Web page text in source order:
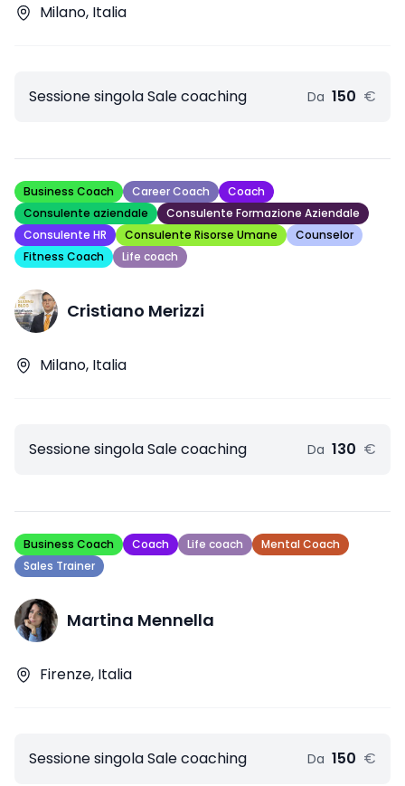
Milano, Italia
Sessione singola Sale coaching Da 150 €
Business Coach Career Coach
Coach
Consulente aziendale
Consulente Formazione Aziendale
Consulente HR
Consulente Risorse Umane
Counselor
Fitness Coach
Life coach
Cristiano Merizzi
Milano, Italia
Sessione singola Sale coaching Da 130 €
Business Coach Coach Life coach
Mental Coach
Sales Trainer
Martina Mennella
Firenze, Italia
Sessione singola Sale coaching Da 150 €